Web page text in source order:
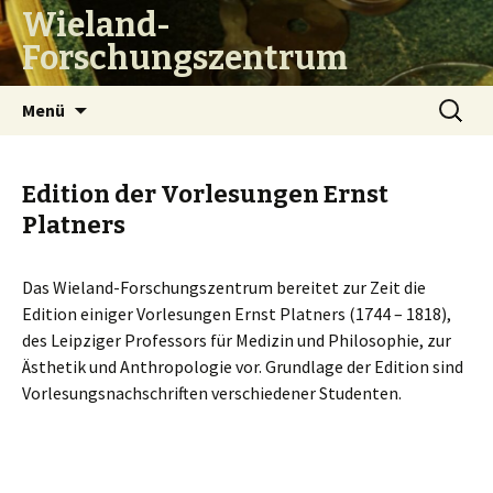
Wieland-
Forschungszentrum
Menü
Suchen
nach:
Edition der Vorlesungen Ernst
Platners
Das Wieland-Forschungszentrum bereitet zur Zeit die
Edition einiger Vorlesungen Ernst Platners (1744 – 1818),
des Leipziger Professors für Medizin und Philosophie, zur
Ästhetik und Anthropologie vor. Grundlage der Edition sind
Vorlesungsnachschriften verschiedener Studenten.